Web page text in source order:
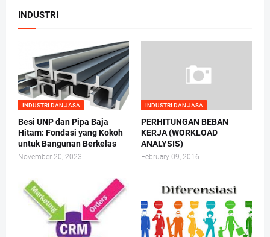
INDUSTRI
INDUSTRI DAN JASA
Besi UNP dan Pipa Baja
Hitam: Fondasi yang Kokoh
untuk Bangunan Berkelas
November 20, 2023
INDUSTRI DAN JASA
PERHITUNGAN BEBAN
KERJA (WORKLOAD
ANALYSIS)
February 09, 2016